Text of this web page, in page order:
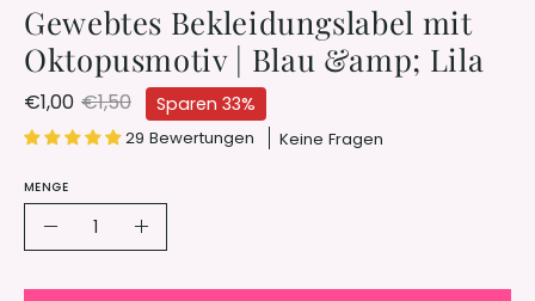
Gewebtes Bekleidungslabel mit
Oktopusmotiv | Blau &amp; Lila
€1,00 €1,50 Sparen 33%
29 Bewertungen Keine Fragen
MENGE
Menge
Menge